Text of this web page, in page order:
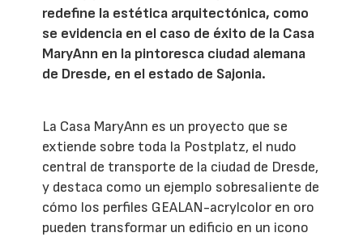
redefine la estética arquitectónica, como
se evidencia en el caso de éxito de la Casa
MaryAnn en la pintoresca ciudad alemana
de Dresde, en el estado de Sajonia.
La Casa MaryAnn es un proyecto que se
extiende sobre toda la Postplatz, el nudo
central de transporte de la ciudad de Dresde,
y destaca como un ejemplo sobresaliente de
cómo los perfiles GEALAN-acrylcolor en oro
pueden transformar un edificio en un icono